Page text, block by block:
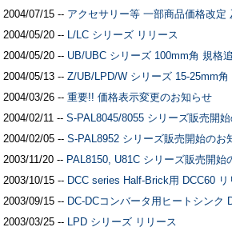
2004/07/15 -- アクセサリー等 一部商品価格改定
2004/05/20 -- L/LC シリーズ リリース
2004/05/20 -- UB/UBC シリーズ 100mm角 規格
2004/05/13 -- Z/UB/LPD/W シリーズ 15-25mm
2004/03/26 -- 重要!! 価格表示変更のお知らせ
2004/02/11 -- S-PAL8045/8055 シリーズ販売開
2004/02/05 -- S-PAL8952 シリーズ販売開始のお
2003/11/20 -- PAL8150, U81C シリーズ販売開始
2003/10/15 -- DCC series Half-Brick用 DCC60 リ
2003/09/15 -- DC-DCコンバータ用ヒートシン
2003/03/25 -- LPD シリーズ リリース